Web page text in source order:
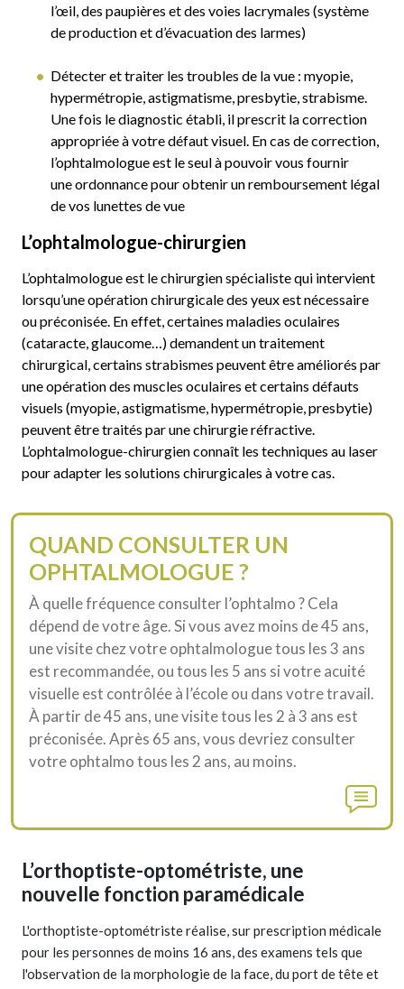
l’œil, des paupières et des voies lacrymales (système
de production et d’évacuation des larmes)
Détecter et traiter les troubles de la vue : myopie,
hypermétropie, astigmatisme, presbytie, strabisme.
Une fois le diagnostic établi, il prescrit la correction
appropriée à votre défaut visuel. En cas de correction,
l’ophtalmologue est le seul à pouvoir vous fournir
une ordonnance pour obtenir un remboursement légal
de vos lunettes de vue
L’ophtalmologue-chirurgien
L’ophtalmologue est le chirurgien spécialiste qui intervient
lorsqu’une opération chirurgicale des yeux est nécessaire
ou préconisée. En effet, certaines maladies oculaires
(cataracte, glaucome…) demandent un traitement
chirurgical, certains strabismes peuvent être améliorés par
une opération des muscles oculaires et certains défauts
visuels (myopie, astigmatisme, hypermétropie, presbytie)
peuvent être traités par une chirurgie réfractive.
L’ophtalmologue-chirurgien connaît les techniques au laser
pour adapter les solutions chirurgicales à votre cas.
QUAND CONSULTER UN
OPHTALMOLOGUE ?
À quelle fréquence consulter l’ophtalmo ? Cela
dépend de votre âge. Si vous avez moins de 45 ans,
une visite chez votre ophtalmologue tous les 3 ans
est recommandée, ou tous les 5 ans si votre acuité
visuelle est contrôlée à l’école ou dans votre travail.
À partir de 45 ans, une visite tous les 2 à 3 ans est
préconisée. Après 65 ans, vous devriez consulter
votre ophtalmo tous les 2 ans, au moins.
L’orthoptiste-optométriste, une
nouvelle fonction paramédicale
L'orthoptiste-optométriste réalise, sur prescription médicale
pour les personnes de moins 16 ans, des examens tels que
l'observation de la morphologie de la face, du port de tête et